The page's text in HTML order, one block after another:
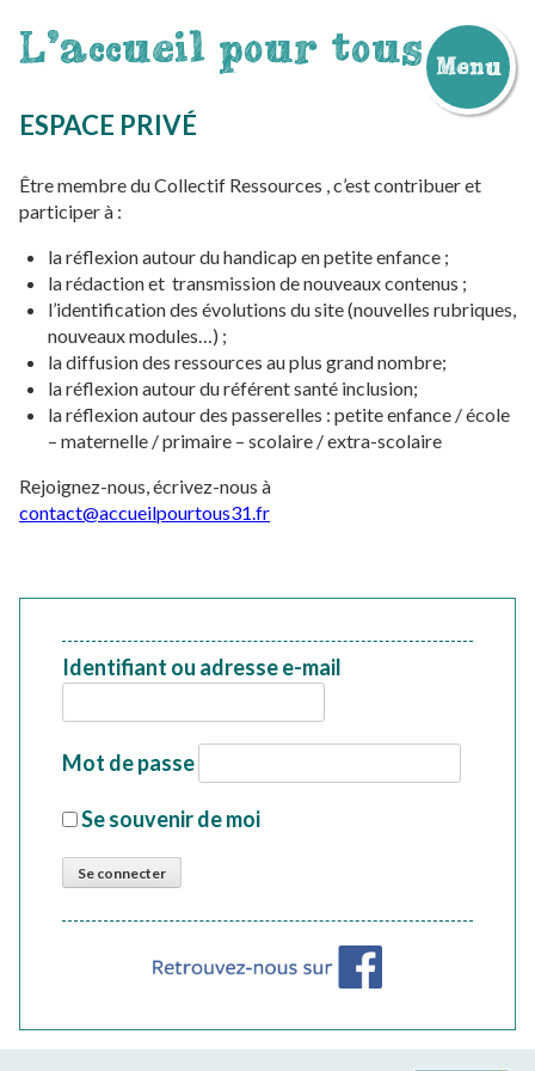
L'accueil pour tous Menu
au
ESPACE PRIVÉ
Être membre du Collectif Ressources , c’est contribuer et
participer à :
la réflexion autour du handicap en petite enfance ;
la rédaction et transmission de nouveaux contenus ;
l’identification des évolutions du site (nouvelles rubriques,
nouveaux modules…) ;
la diffusion des ressources au plus grand nombre;
la réflexion autour du référent santé inclusion;
la réflexion autour des passerelles : petite enfance / école
– maternelle / primaire – scolaire / extra-scolaire
Rejoignez-nous, écrivez-nous à
contact@accueilpourtous31.fr
Identifiant ou adresse e-mail
Mot de passe
Se souvenir de moi